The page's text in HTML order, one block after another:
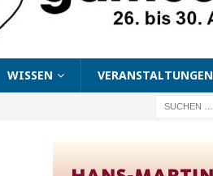
WISSEN VERANSTALTUNGEN